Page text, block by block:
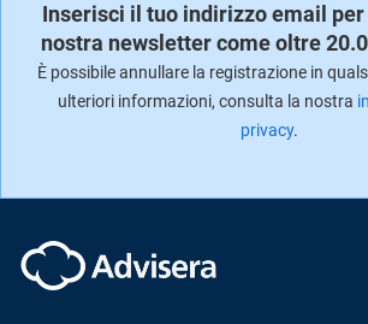
Inserisci il tuo indirizzo email
nostra newsletter come oltre
È possibile annullare la registrazione in
ulteriori informazioni, consulta la nostra
privacy.